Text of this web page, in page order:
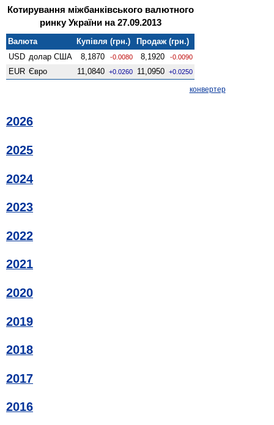
Котирування міжбанківського валютного
ринку України на 27.09.2013
Валюта Купівля (грн.)
Продаж (грн.)
USD долар США 8,1870 -0.0080 8,1920 -0.0090
EUR Євро 11,0840 +0.0260 11,0950 +0.0250
конвертер
2026
2025
2024
2023
2022
2021
2020
2019
2018
2017
2016